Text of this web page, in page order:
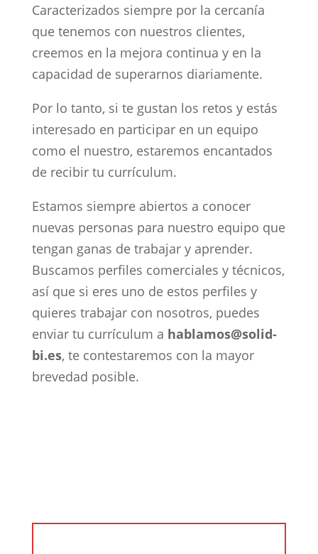
Caracterizados siempre por la cercanía
que tenemos con nuestros clientes,
creemos en la mejora continua y en la
capacidad de superarnos diariamente.
Por lo tanto, si te gustan los retos y estás
interesado en participar en un equipo
como el nuestro, estaremos encantados
de recibir tu currículum.
Estamos siempre abiertos a conocer
nuevas personas para nuestro equipo que
tengan ganas de trabajar y aprender.
Buscamos perfiles comerciales y técnicos,
así que si eres uno de estos perfiles y
quieres trabajar con nosotros, puedes
enviar tu currículum a hablamos@solid-
bi.es, te contestaremos con la mayor
brevedad posible.